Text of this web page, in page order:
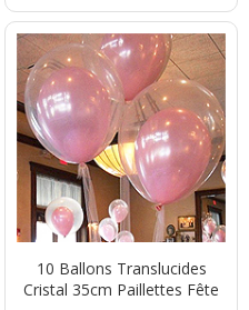
10 Ballons Translucides
Cristal 35cm Paillettes Fête